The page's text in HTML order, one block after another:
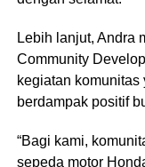
Lebih lanjut, Andra
Community
kegiatan komunitas
berdampak positif
“Bagi kami,
sepeda motor